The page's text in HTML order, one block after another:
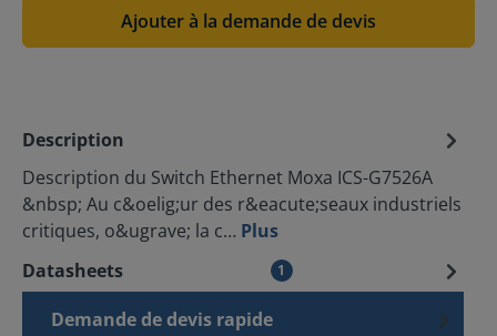
Ajouter à la demande de devis
Description
Description du Switch Ethernet Moxa ICS-G7526A
&nbsp; Au c&oelig;ur des r&eacute;seaux industriels
critiques, o&ugrave; la c… Plus
Datasheets
1
Demande de devis rapide